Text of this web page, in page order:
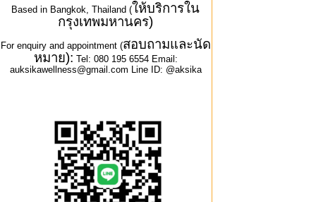
Based in Bangkok, Thailand (ให้บริการใน
กรุงเทพมหานคร)
For enquiry and appointment (สอบถามและนัด
หมาย): Tel: 080 195 6554 Email:
auksikawellness@gmail.com Line ID: @aksika